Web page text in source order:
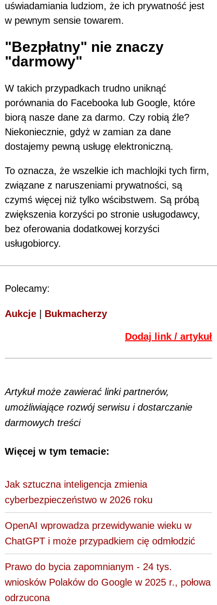
uświadamiania ludziom, że ich prywatność jest
w pewnym sensie towarem.
"Bezpłatny" nie znaczy
"darmowy"
W takich przypadkach trudno uniknąć
porównania do Facebooka lub Google, które
biorą nasze dane za darmo. Czy robią źle?
Niekoniecznie, gdyż w zamian za dane
dostajemy pewną usługę elektroniczną.
To oznacza, że wszelkie ich machlojki tych firm,
związane z naruszeniami prywatności, są
czymś więcej niż tylko wścibstwem. Są próbą
zwiększenia korzyści po stronie usługodawcy,
bez oferowania dodatkowej korzyści
usługobiorcy.
Polecamy:
Aukcje Bukmacherzy
Dodaj link / artykuł
Artykuł może zawierać linki partnerów,
umożliwiające rozwój serwisu i dostarczanie
darmowych treści
Więcej w tym temacie:
Jak sztuczna inteligencja zmienia
cyberbezpieczeństwo w 2026 roku
OpenAI wprowadza przewidywanie wieku w
ChatGPT i może przypadkiem cię odmłodzić
Prawo do bycia zapomnianym - 24 tys.
wniosków Polaków do Google w 2025 r., połowa
odrzucona